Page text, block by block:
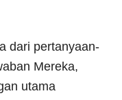
dari pertanyaan-
Mereka,
utama